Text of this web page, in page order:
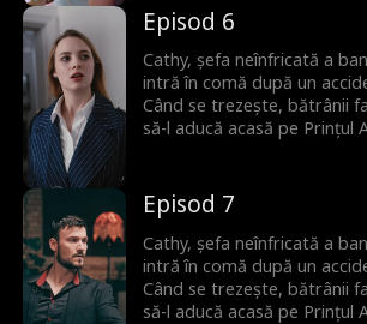
plac, între ei încep să apară
nu își dă seama că
iubitul din copilărie al lui
căutat amândoi tot timpul.
Episod 6
Cathy, șefa neînfricată a
intră în comă după un
Când se trezește, bătrânii
să-l aducă acasă pe Prințul
plac, între ei încep să apară
nu își dă seama că
iubitul din copilărie al lui
căutat amândoi tot timpul.
Episod 7
Cathy, șefa neînfricată a
intră în comă după un
Când se trezește, bătrânii
să-l aducă acasă pe Prințul